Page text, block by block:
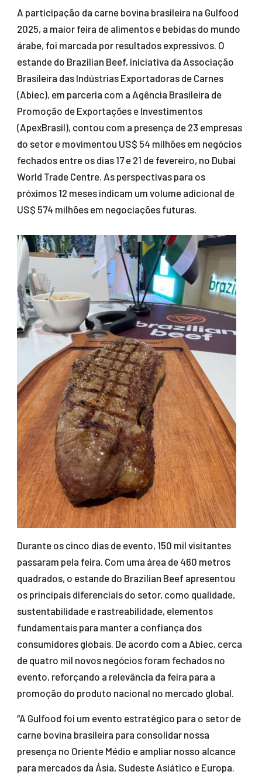
A participação da carne bovina brasileira na Gulfood
2025, a maior feira de alimentos e bebidas do mundo
árabe, foi marcada por resultados expressivos. O
estande do Brazilian Beef, iniciativa da Associação
Brasileira das Indústrias Exportadoras de Carnes
(Abiec), em parceria com a Agência Brasileira de
Promoção de Exportações e Investimentos
(ApexBrasil), contou com a presença de 23 empresas
do setor e movimentou US$ 54 milhões em negócios
fechados entre os dias 17 e 21 de fevereiro, no Dubai
World Trade Centre. As perspectivas para os
próximos 12 meses indicam um volume adicional de
US$ 574 milhões em negociações futuras.
Durante os cinco dias de evento, 150 mil visitantes
passaram pela feira. Com uma área de 460 metros
quadrados, o estande do Brazilian Beef apresentou
os principais diferenciais do setor, como qualidade,
sustentabilidade e rastreabilidade, elementos
fundamentais para manter a confiança dos
consumidores globais. De acordo com a Abiec, cerca
de quatro mil novos negócios foram fechados no
evento, reforçando a relevância da feira para a
promoção do produto nacional no mercado global.
“A Gulfood foi um evento estratégico para o setor de
carne bovina brasileira para consolidar nossa
presença no Oriente Médio e ampliar nosso alcance
para mercados da Ásia, Sudeste Asiático e Europa.